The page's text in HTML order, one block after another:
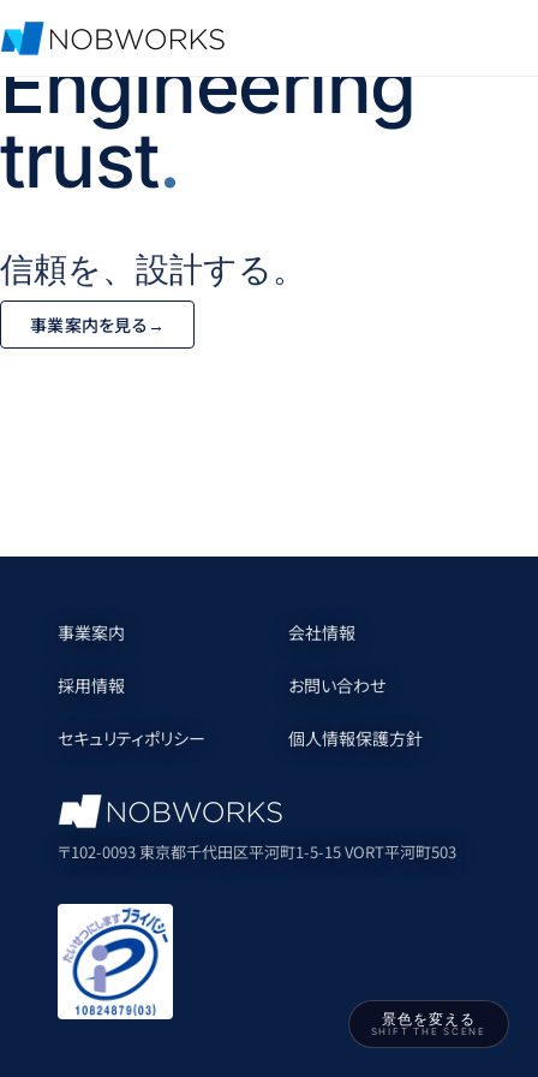
Engineering
trust.
信頼を、設計する。
事業案内を見る →
景色を変える
SHIFT THE SCENE
事業案内 会社情報
採用情報 お問い合わせ
セキュリティポリシー 個人情報保護方針
〒102-0093 東京都千代田区平河町1-5-15 VORT平河町503